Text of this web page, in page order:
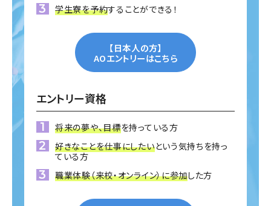
学生寮を予約することができる！
【日本人の方】
AOエントリーはこちら
エントリー資格
将来の夢や、目標を持っている方
好きなことを仕事にしたいという気持ちを持っ
ている方
職業体験（来校・オンライン）に参加した方